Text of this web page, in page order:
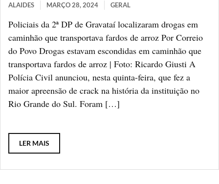
ALAIDES MARÇO 28, 2024 GERAL
Policiais da 2ª DP de Gravataí localizaram drogas em
caminhão que transportava fardos de arroz Por Correio
do Povo Drogas estavam escondidas em caminhão que
transportava fardos de arroz | Foto: Ricardo Giusti A
Polícia Civil anunciou, nesta quinta-feira, que fez a
maior apreensão de crack na história da instituição no
Rio Grande do Sul. Foram […]
LER MAIS